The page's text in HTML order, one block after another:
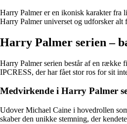
Harry Palmer er en ikonisk karakter fra
Harry Palmer universet og udforsker
Harry Palmer serien –
Harry Palmer serien består af en række
IPCRESS, der har fået stor ros for sit
Medvirkende i Harry Palmer
Udover Michael Caine i hovedrollen
skaber den unikke stemning, der